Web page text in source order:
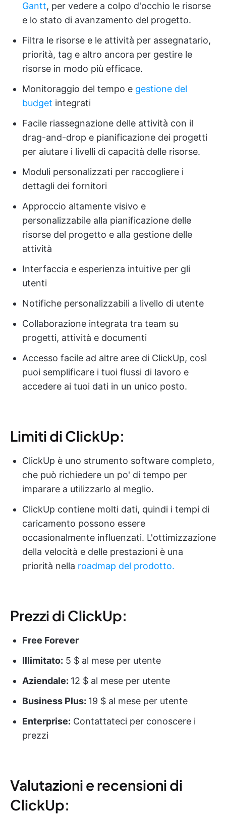
Gantt, per vedere a colpo d'occhio le risorse
e lo stato di avanzamento del progetto.
Filtra le risorse e le attività per assegnatario,
priorità, tag e altro ancora per gestire le
risorse in modo più efficace.
Monitoraggio del tempo e gestione del
budget integrati
Facile riassegnazione delle attività con il
drag-and-drop e pianificazione dei progetti
per aiutare i livelli di capacità delle risorse.
Moduli personalizzati per raccogliere i
dettagli dei fornitori
Approccio altamente visivo e
personalizzabile alla pianificazione delle
risorse del progetto e alla gestione delle
attività
Interfaccia e esperienza intuitive per gli
utenti
Notifiche personalizzabili a livello di utente
Collaborazione integrata tra team su
progetti, attività e documenti
Accesso facile ad altre aree di ClickUp, così
puoi semplificare i tuoi flussi di lavoro e
accedere ai tuoi dati in un unico posto.
Limiti di ClickUp:
ClickUp è uno strumento software completo,
che può richiedere un po' di tempo per
imparare a utilizzarlo al meglio.
ClickUp contiene molti dati, quindi i tempi di
caricamento possono essere
occasionalmente influenzati. L'ottimizzazione
della velocità e delle prestazioni è una
priorità nella roadmap del prodotto.
Prezzi di ClickUp:
Free Forever
Illimitato: 5 $ al mese per utente
Aziendale: 12 $ al mese per utente
Business Plus: 19 $ al mese per utente
Enterprise: Contattateci per conoscere i
prezzi
Valutazioni e recensioni di
ClickUp: